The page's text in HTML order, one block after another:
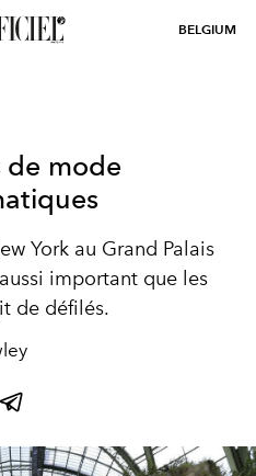
BELGIUM
de mode
York au Grand Palais
important que les
de défilés.